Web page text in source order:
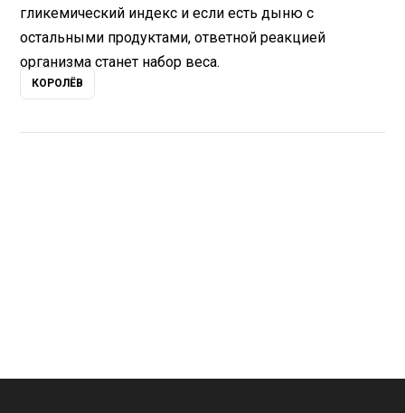
гликемический индекс и если есть дыню с
остальными продуктами, ответной реакцией
организма станет набор веса.
КОРОЛЁВ